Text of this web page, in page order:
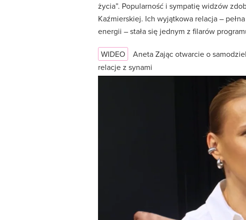
życia”. Popularność i sympatię widzów
Kaźmierskiej. Ich wyjątkowa relacja –
energii – stała się jednym z filarów
WIDEO
Aneta Zając otwarcie o
relacje z synami